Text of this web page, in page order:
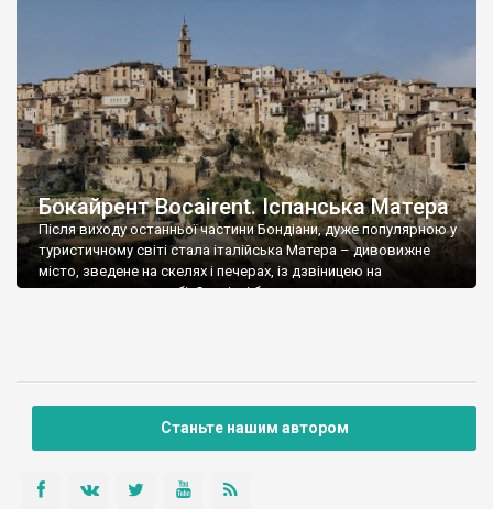
Бокайрент Bocairent. Іспанська Матера
Після виходу останньої частини Бондіани, дуже популярною у
туристичному світі стала італійська Матера – дивовижне
місто, зведене на скелях і печерах, із дзвіницею на
центральному пагорбі. Старізні будиночки хаотично
Станьте нашим автором